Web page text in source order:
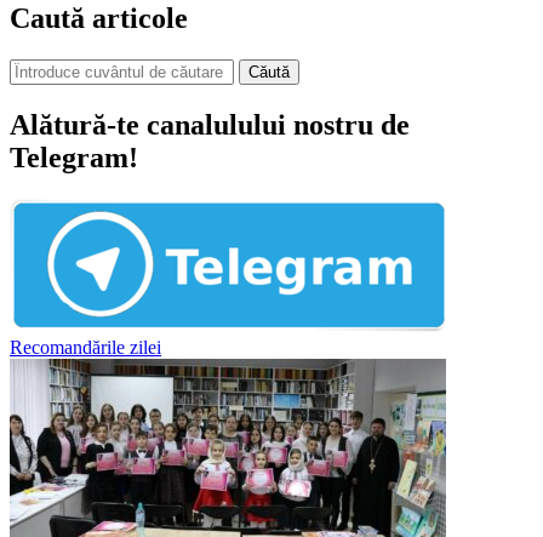
Caută articole
Căută
Alătură-te canalulului nostru de
Telegram!
Recomandările zilei